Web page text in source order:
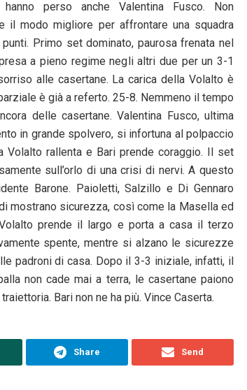
perso anche Valentina Fusco. Non
il modo migliore per affrontare una squadra
Primo set dominato, paurosa frenata nel
a pieno regime negli altri due per un 3-1
alle casertane. La carica della Volalto è
è già a referto. 25-8. Nemmeno il tempo
delle casertane. Valentina Fusco, ultima
in grande spolvero, si infortuna al polpaccio
rallenta e Bari prende coraggio. Il set
sull’orlo di una crisi di nervi. A questo
Barone. Paioletti, Salzillo e Di Gennaro
mostrano sicurezza, così come la Masella ed
prende il largo e porta a casa il terzo
spente, mentre si alzano le sicurezze
padroni di casa. Dopo il 3-3 iniziale, infatti, il
non cade mai a terra, le casertane paiono
Bari non ne ha più. Vince Caserta.
Share Send